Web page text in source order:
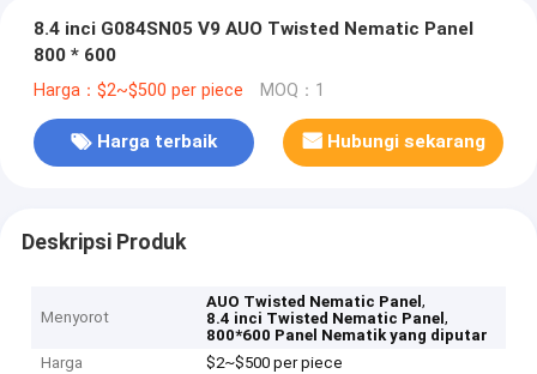
8.4 inci G084SN05 V9 AUO Twisted Nematic Panel
800 * 600
Harga：$2~$500 per piece MOQ：1
Harga terbaik Hubungi sekarang
Deskripsi Produk
Menyorot
AUO Twisted Nematic Panel,
8.4 inci Twisted Nematic Panel,
800*600 Panel Nematik yang diputar
Harga
$2~$500 per piece